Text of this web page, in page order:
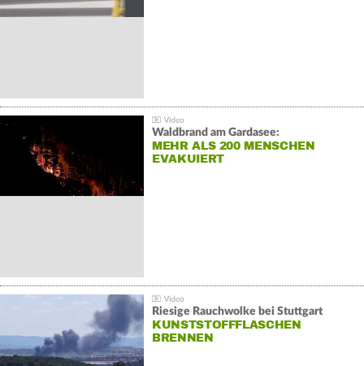
Waldbrand am Gardasee:
MEHR ALS 200 MENSCHEN
EVAKUIERT
Riesige Rauchwolke bei Stuttgart
KUNSTSTOFFFLASCHEN
BRENNEN